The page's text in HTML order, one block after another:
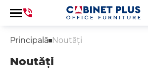
Principală Noutăți
Noutăți